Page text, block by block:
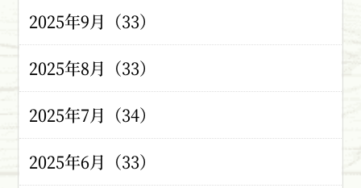
2025年9月（33）
2025年8月（33）
2025年7月（34）
2025年6月（33）